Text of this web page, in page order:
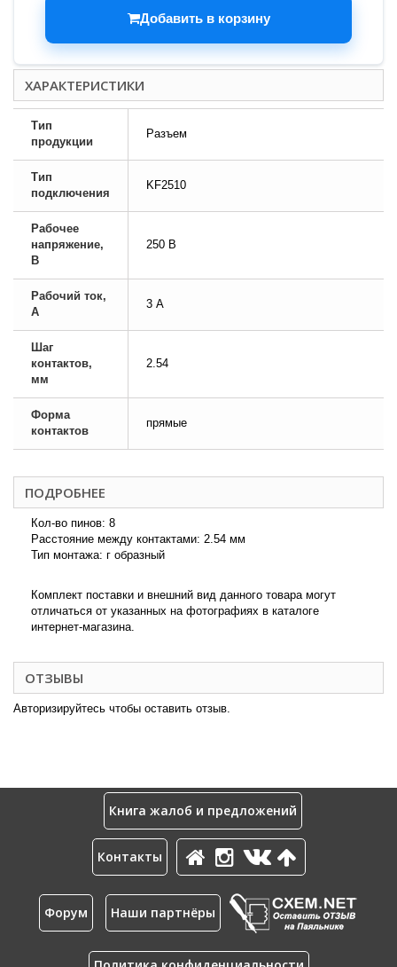
Добавить в корзину
ХАРАКТЕРИСТИКИ
Тип
продукции
Разъем
Тип
подключения
KF2510
Рабочее
напряжение,
В
250 В
Рабочий ток,
А
3 А
Шаг
контактов,
мм
2.54
Форма
контактов
прямые
ПОДРОБНЕЕ
Кол-во пинов: 8
Расстояние между контактами: 2.54 мм
Тип монтажа: г образный
Комплект поставки и внешний вид данного товара могут
отличаться от указанных на фотографиях в каталоге
интернет-магазина.
ОТЗЫВЫ
Авторизируйтесь чтобы оставить отзыв.
Книга жалоб и предложений
Контакты
Форум Наши партнёры